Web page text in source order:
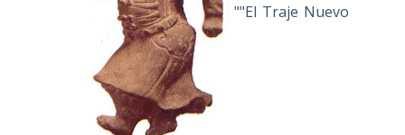
""El Traje Nuevo